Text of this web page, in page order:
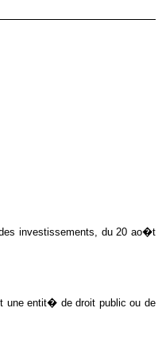
investissements, du 20 ao�t
une entit� de droit public ou de